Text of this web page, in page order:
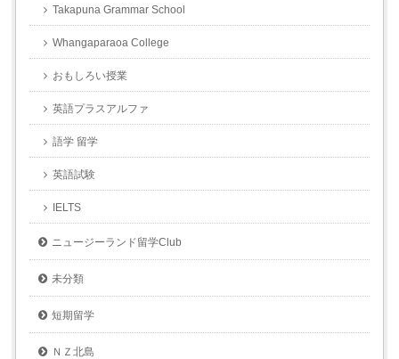
Takapuna Grammar School
Whangaparaoa College
おもしろい授業
英語プラスアルファ
語学 留学
英語試験
IELTS
ニュージーランド留学Club
未分類
短期留学
ＮＺ北島